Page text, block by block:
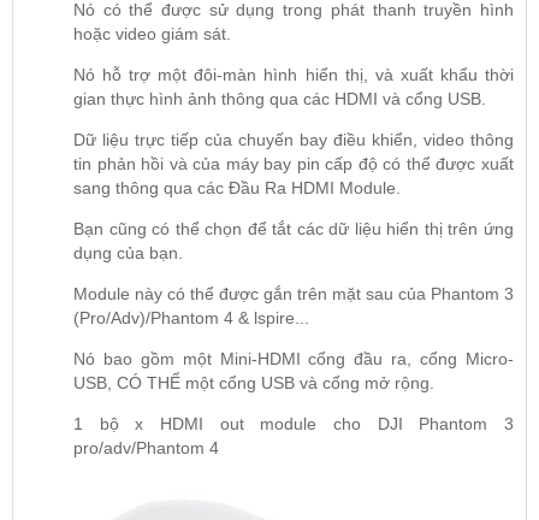
Nó có thể được sử dụng trong phát thanh truyền hình
hoặc video giám sát.
Nó hỗ trợ một đôi-màn hình hiển thị, và xuất khẩu thời
gian thực hình ảnh thông qua các HDMI và cổng USB.
Dữ liệu trực tiếp của chuyến bay điều khiển, video thông
tin phản hồi và của máy bay pin cấp độ có thể được xuất
sang thông qua các Đầu Ra HDMI Module.
Bạn cũng có thể chọn để tắt các dữ liệu hiển thị trên ứng
dụng của bạn.
Module này có thể được gắn trên mặt sau của Phantom 3
(Pro/Adv)/Phantom 4 & lspire...
Nó bao gồm một Mini-HDMI cổng đầu ra, cổng Micro-
USB, CÓ THỂ một cổng USB và cổng mở rộng.
1 bộ x HDMI out module cho DJI Phantom 3
pro/adv/Phantom 4